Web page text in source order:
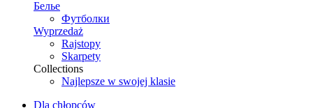
Белье
Футболки
Wyprzedaż
Rajstopy
Skarpety
Collections
Najlepsze w swojej klasie
Dla chłopców